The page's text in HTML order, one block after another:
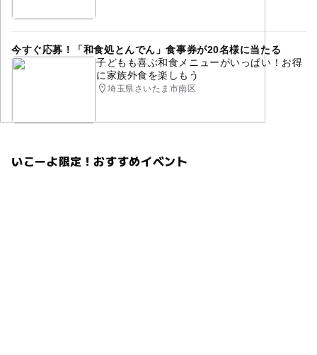
今すぐ応募！「和食処とんでん」食事券が20名様に当たる
子どもも喜ぶ和食メニューがいっぱい！お得
に家族外食を楽しもう
埼玉県さいたま市南区
いこーよ限定！おすすめイベント